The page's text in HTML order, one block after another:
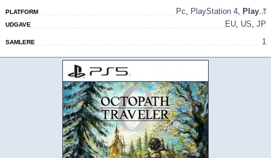
PLATFORM Pc, PlayStation 4, Play...
UDGAVE EU, US, JP
SAMLERE 1